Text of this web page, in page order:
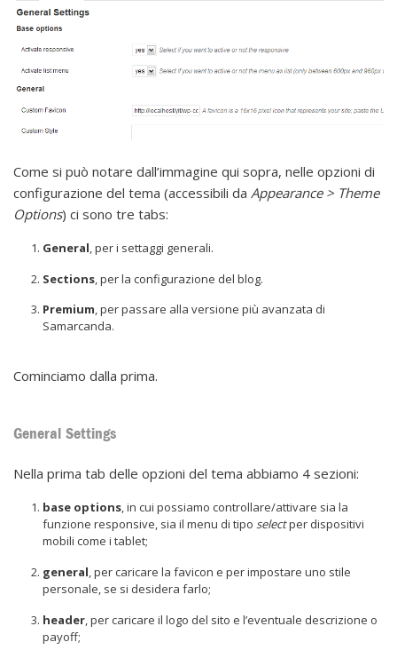
Come si può notare dall’immagine qui sopra, nelle opzioni di
configurazione del tema (accessibili da Appearance > Theme
Options) ci sono tre tabs:
General, per i settaggi generali.
Sections, per la configurazione del blog.
Premium, per passare alla versione più avanzata di
Samarcanda.
Cominciamo dalla prima.
General Settings
Nella prima tab delle opzioni del tema abbiamo 4 sezioni:
base options, in cui possiamo controllare/attivare sia la
funzione responsive, sia il menu di tipo selectper dispositivi
mobili come i tablet;
general, per caricare la favicon e per impostare uno stile
personale, se si desidera farlo;
header, per caricare il logo del sito e l’eventuale descrizione o
payoff;